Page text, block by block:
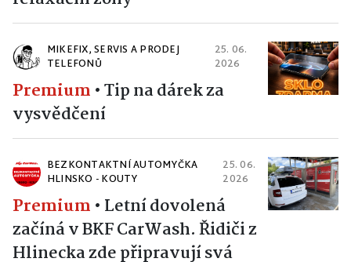
MIKEFIX, SERVIS A PRODEJ
TELEFONŮ
25. 06.
2026
Premium •Tip na dárek za
vysvědčení
BEZKONTAKTNÍ AUTOMYČKA
HLINSKO - KOUTY
25. 06.
2026
Premium • Letní dovolená
začíná v BKF CarWash. Řidiči z
Hlinecka zde připravují svá